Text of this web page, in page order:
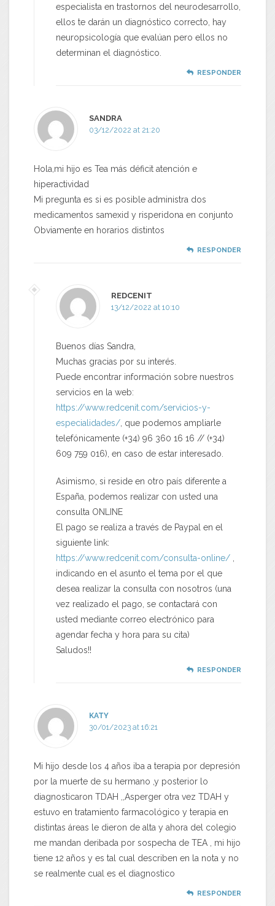
especialista en trastornos del neurodesarrollo,
ellos te darán un diagnóstico correcto, hay
neuropsicología que evalúan pero ellos no
determinan el diagnóstico.
RESPONDER
SANDRA
03/12/2022 at 21:20
Hola,mi hijo es Tea más déficit atención e
hiperactividad
Mi pregunta es si es posible administra dos
medicamentos samexid y risperidona en conjunto
Obviamente en horarios distintos
RESPONDER
REDCENIT
13/12/2022 at 10:10
Buenos días Sandra,
Muchas gracias por su interés.
Puede encontrar información sobre nuestros
servicios en la web:
https://www.redcenit.com/servicios-y-
especialidades/ , que podemos ampliarle
telefónicamente (+34) 96 360 16 16 // (+34)
609 759 016), en caso de estar interesado.
Asimismo, si reside en otro país diferente a
España, podemos realizar con usted una
consulta ONLINE
El pago se realiza a través de Paypal en el
siguiente link:
https://www.redcenit.com/consulta-online/
indicando en el asunto el tema por el que
desea realizar la consulta con nosotros (una
vez realizado el pago, se contactará con
usted mediante correo electrónico para
agendar fecha y hora para su cita)
Saludos!!
RESPONDER
KATY
30/01/2023 at 16:21
Mi hijo desde los 4 años iba a terapia por depresión
por la muerte de su hermano ,y posterior lo
diagnosticaron TDAH ,,Asperger otra vez TDAH y
estuvo en tratamiento farmacológico y terapia en
distintas áreas le dieron de alta y ahora del colegio
me mandan deribada por sospecha de TEA , mi hijo
tiene 12 años y es tal cual describen en la nota y no
se realmente cual es el diagnostico
RESPONDER